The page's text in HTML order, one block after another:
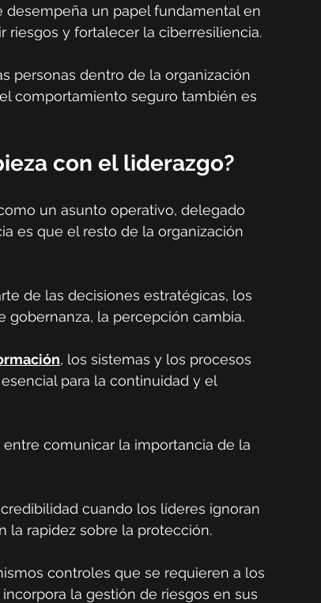
un papel fundamental en
riesgos y fortalecer la ciberresiliencia.
personas dentro de la organización
comportamiento seguro también es
con el liderazgo?
un asunto operativo, delegado
es que el resto de la organización
de las decisiones estratégicas, los
gobernanza, la percepción cambia.
, los sistemas y los procesos
para la continuidad y el
comunicar la importancia de la
cuando los líderes ignoran
la rapidez sobre la protección.
controles que se requieren a los
la gestión de riesgos en sus